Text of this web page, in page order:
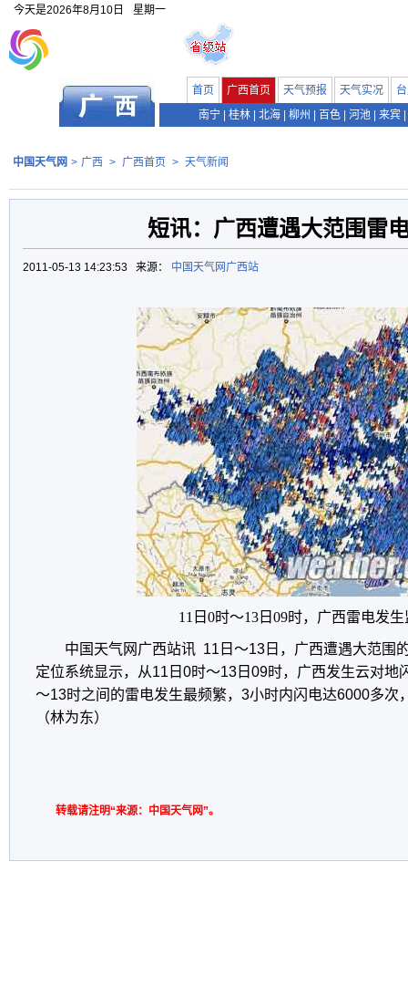
今天是2026年8月10日 星期一
首页 广西首页 天气预报 天气实况
南宁
桂林 北海 柳州 百色 河池 来宾
中国天气网 > 广西 > 广西首页 > 天气新闻
短讯：广西遭遇大范围雷
2011-05-13 14:23:53 来源： 中国天气网广西站
11日0时～13日09时，广西雷电发
中国天气网广西站讯 11日～13日，广西遭遇大范围
定位系统显示，从11日0时～13日09时，广西发生云对地
～13时之间的雷电发生最频繁，3小时内闪电达6000多次
（林为东）
转载请注明“来源：中国天气网”。